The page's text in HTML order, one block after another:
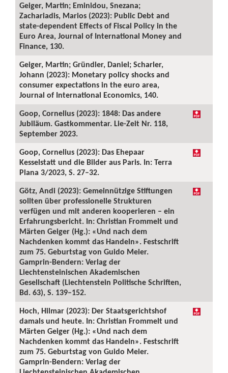
Geiger, Martin; Eminidou, Snezana;
Zachariadis, Marios (2023): Public Debt and
state-dependent Effects of Fiscal Policy in the
Euro Area, Journal of International Money and
Finance, 130.
Geiger, Martin; Gründler, Daniel; Scharler,
Johann (2023): Monetary policy shocks and
consumer expectations in the euro area,
Journal of International Economics, 140.
Goop, Cornelius (2023): 1848: Das andere
Jubiläum. Gastkommentar. Lie-Zeit Nr. 118,
September 2023.
Goop, Cornelius (2023): Das Ehepaar
Kesselstatt und die Bilder aus Paris. In: Terra
Plana 3/2023, S. 27–32.
Götz, Andi (2023): Gemeinnützige Stiftungen
sollten über professionelle Strukturen
verfügen und mit anderen kooperieren – ein
Erfahrungsbericht. In: Christian Frommelt und
Märten Geiger (Hg.): «Und nach dem
Nachdenken kommt das Handeln». Festschrift
zum 75. Geburtstag von Guido Meier.
Gamprin-Bendern: Verlag der
Liechtensteinischen Akademischen
Gesellschaft (Liechtenstein Politische Schriften,
Bd. 63), S. 139–152.
Hoch, Hilmar (2023): Der Staatsgerichtshof
damals und heute. In: Christian Frommelt und
Märten Geiger (Hg.): «Und nach dem
Nachdenken kommt das Handeln». Festschrift
zum 75. Geburtstag von Guido Meier.
Gamprin-Bendern: Verlag der